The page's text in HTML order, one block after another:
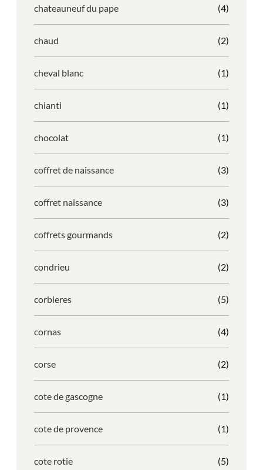
chateauneuf du pape (4)
chaud (2)
cheval blanc (1)
chianti (1)
chocolat (1)
coffret de naissance (3)
coffret naissance (3)
coffrets gourmands (2)
condrieu (2)
corbieres (5)
cornas (4)
corse (2)
cote de gascogne (1)
cote de provence (1)
cote rotie (5)